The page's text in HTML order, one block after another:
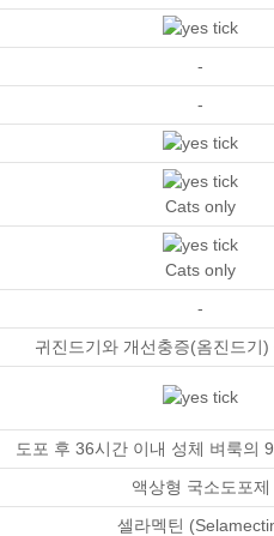
-
-
Cats only
Cats only
-
귀진드기와 개선충증(옴진드기)
도포 후 36시간 이내 성체 벼룩의
액상형 국소도포제
셀라멕틴